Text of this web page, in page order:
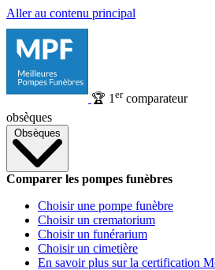
Aller au contenu principal
🏆 1 ercomparateur
obsèques
Obsèques
Comparer les pompes funèbres
Choisir une pompe funèbre
Choisir un crematorium
Choisir un funérarium
Choisir un cimetière
En savoir plus sur la certification